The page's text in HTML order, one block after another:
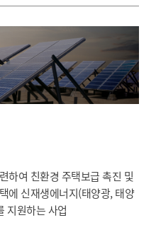
하여 친환경 주택보급 촉진 및
에 신재생에너지(태양광, 태양
지원하는 사업